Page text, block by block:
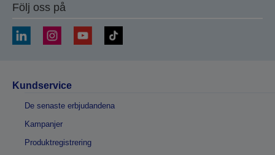
Följ oss på
Kundservice
De senaste erbjudandena
Kampanjer
Produktregistrering